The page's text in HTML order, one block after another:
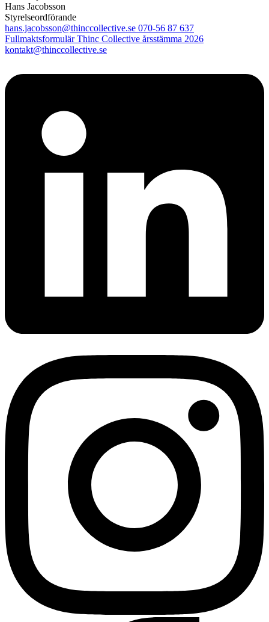
Hans Jacobsson
Styrelseordförande
hans.jacobsson@thinccollective.se 070-56 87 637
Fullmaktsformulär Thinc Collective årsstämma 2026
kontakt@thinccollective.se